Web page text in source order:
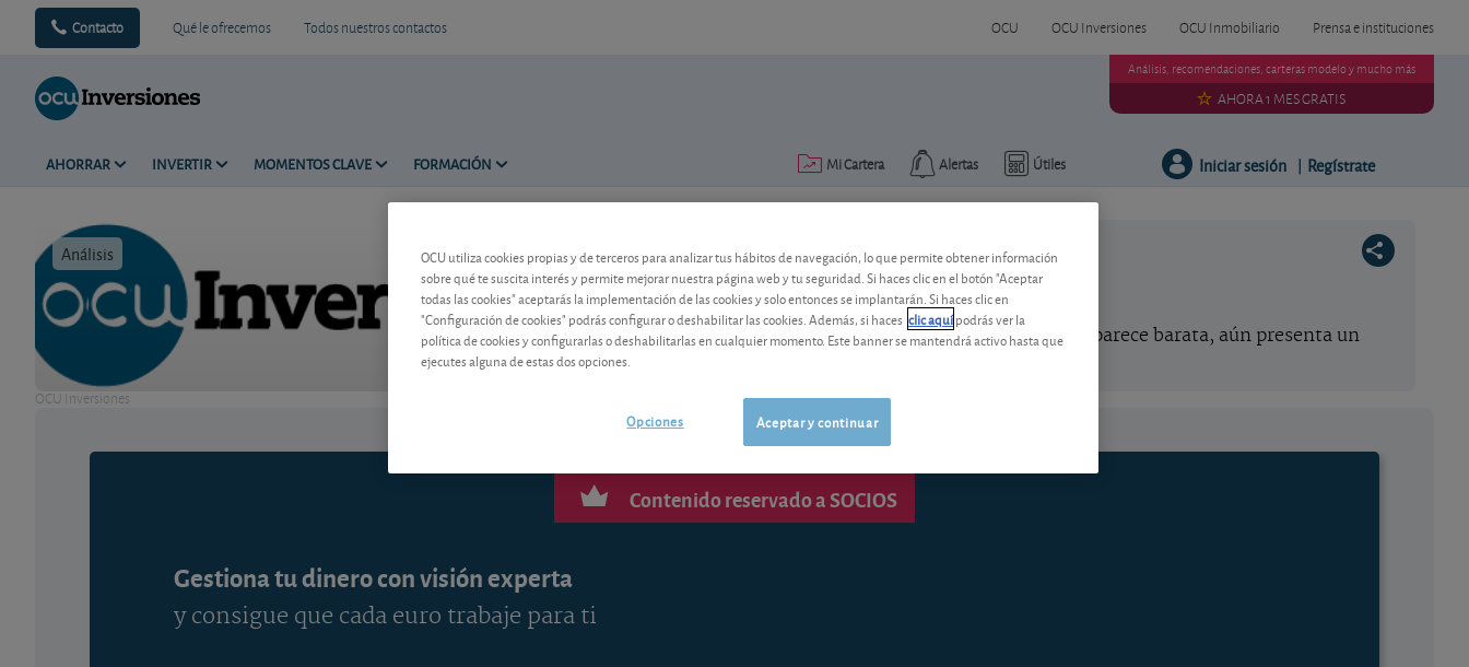
Contacto Qué le ofrecemos Todos nuestros contactos OCU OCU Inversiones OCU Inmobiliario Prensa e instituciones
AHORRAR INVERTIR MOMENTOS CLAVE FORMACIÓN Útiles
Alertas
Mi Cartera
Análisis, recomendaciones, carteras modelo y mucho más
AHORA 1 MES GRATIS
Iniciar sesión | Regístrate
Análisis Tiempo de lectura: 2 min.
OCU Inversiones
Bank of America
Pese a la escalada de la cotización, la acción, que nos parece barata, aún presenta un
Contenido reservado a SOCIOS
Gestiona tu dinero con visión experta
y consigue que cada euro trabaje para ti
OCU utiliza cookies propias y de terceros para analizar tus hábitos de navegación, lo que permite obtener información
sobre qué te suscita interés y permite mejorar nuestra página web y tu seguridad. Si haces clic en el botón "Aceptar
todas las cookies" aceptarás la implementación de las cookies y solo entonces se implantarán. Si haces clic en
"Configuración de cookies" podrás configurar o deshabilitar las cookies. Además, si haces clic aquípodrás ver la
política de cookies y configurarlas o deshabilitarlas en cualquier momento. Este banner se mantendrá activo hasta que
ejecutes alguna de estas dos opciones.
Aceptar y continuar
Opciones